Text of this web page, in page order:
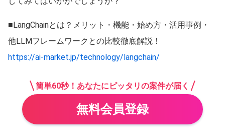
■LangChainとは？メリット・機能・始め方・活用事例・
他LLMフレームワークとの比較徹底解説！
https://ai-market.jp/technology/langchain/
簡単60秒！あなたにピッタリの案件が届く
無料会員登録